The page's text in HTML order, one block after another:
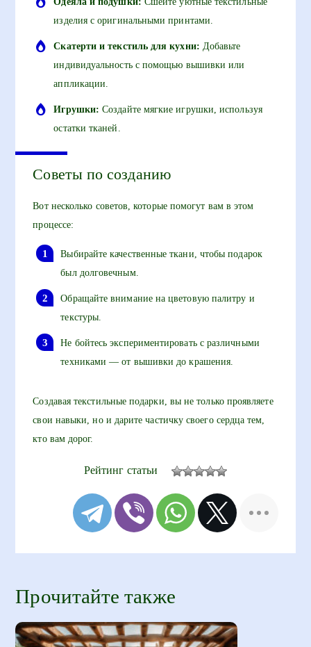
изделия с оригинальными принтами.
Скатерти и текстиль для кухни: Добавьте
индивидуальность с помощью вышивки или
аппликации.
Игрушки: Создайте мягкие игрушки, используя
остатки тканей.
Советы по созданию
Вот несколько советов, которые помогут вам в этом
процессе:
Выбирайте качественные ткани, чтобы подарок
был долговечным.
Обращайте внимание на цветовую палитру и
текстуры.
Не бойтесь экспериментировать с различными
техниками — от вышивки до крашения.
Создавая текстильные подарки, вы не только проявляете
свои навыки, но и дарите частичку своего сердца тем,
кто вам дорог.
Рейтинг статьи
Прочитайте также